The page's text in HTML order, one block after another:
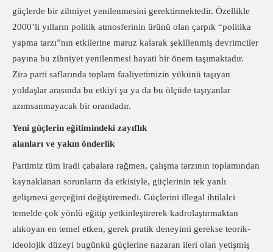
güçlerde bir zihniyet yenilenmesini gerektirmektedir. Özellikle
2000’li yılların politik atmosferinin ürünü olan çarpık “politika
yapma tarzı”nın etkilerine maruz kalarak şekillenmiş devrimciler
payına bu zihniyet yenilenmesi hayati bir önem taşımaktadır.
Zira parti saflarında toplam faaliyetimizin yükünü taşıyan
yoldaşlar arasında bu etkiyi şu ya da bu ölçüde taşıyanlar
azımsanmayacak bir orandadır.
Yeni güçlerin eğitimindeki zayıflık
alanları ve yakın önderlik
Partimiz tüm iradi çabalara rağmen, çalışma tarzının toplamından
kaynaklanan sorunların da etkisiyle, güçlerinin tek yanlı
gelişmesi gerçeğini değiştiremedi. Güçlerini illegal ihtilalci
temelde çok yönlü eğitip yetkinleştirerek kadrolaştırmaktan
alıkoyan en temel etken, gerek pratik deneyimi gerekse teorik-
ideolojik düzeyi bugünkü güçlerine nazaran ileri olan yetişmiş